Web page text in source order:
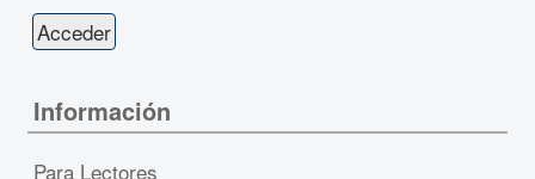
Información
Para Lectores